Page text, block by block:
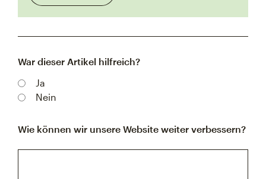
War dieser Artikel hilfreich?
Ja
Nein
Wie können wir unsere Website weiter verbessern?